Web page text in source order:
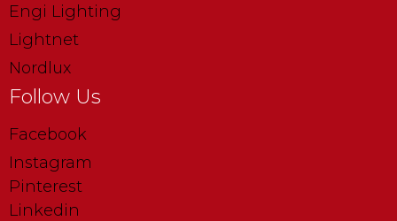
Engi Lighting
Lightnet
Nordlux
Follow Us
Facebook
Instagram
Pinterest
Linkedin